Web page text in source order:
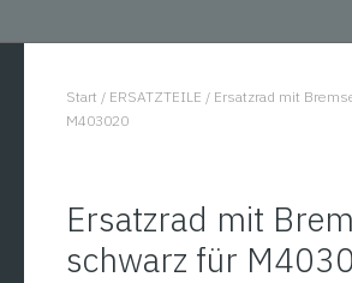
You are here:
Start / ERSATZTEILE / Ersatzrad mit
M403020
Ersatzrad mit
schwarz für